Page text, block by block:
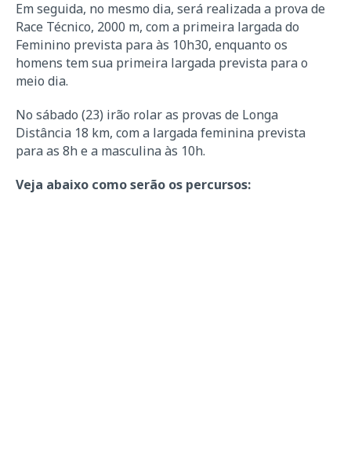
Em seguida, no mesmo dia, será realizada a prova de
Race Técnico, 2000 m, com a primeira largada do
Feminino prevista para às 10h30, enquanto os
homens tem sua primeira largada prevista para o
meio dia.
No sábado (23) irão rolar as provas de Longa
Distância 18 km, com a largada feminina prevista
para as 8h e a masculina às 10h.
Veja abaixo como serão os percursos: